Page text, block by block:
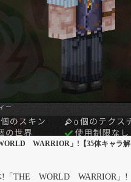
WARRIOR」!【35体キャラ解
!「THE WORLD WARRIOR」!